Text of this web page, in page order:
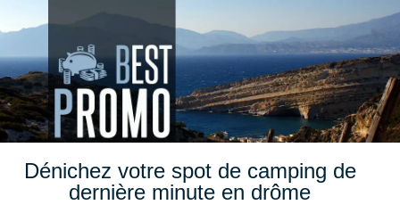
Dénichez votre spot de camping de
dernière minute en drôme